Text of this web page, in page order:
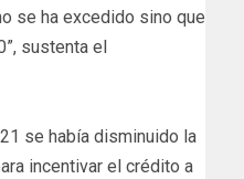
se ha excedido sino que
sustenta el
se había disminuido la
incentivar el crédito a